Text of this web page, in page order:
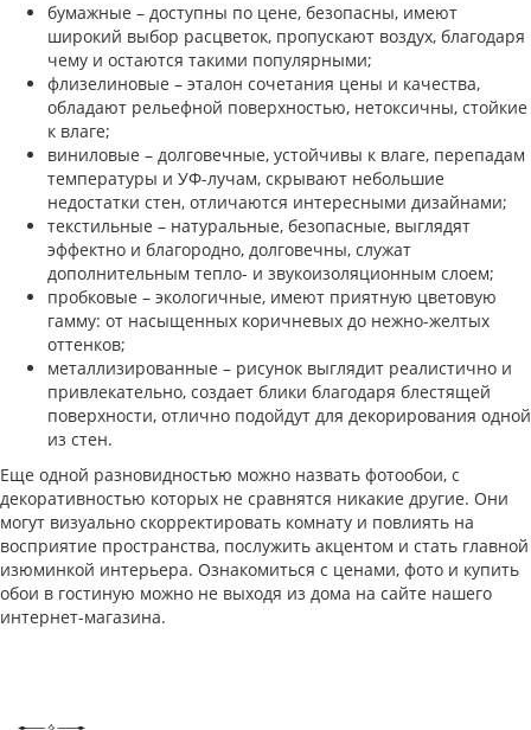
бумажные – доступны по цене, безопасны, имеют
широкий выбор расцветок, пропускают воздух, благодаря
чему и остаются такими популярными;
флизелиновые – эталон сочетания цены и качества,
обладают рельефной поверхностью, нетоксичны, стойкие
к влаге;
виниловые – долговечные, устойчивы к влаге, перепадам
температуры и УФ-лучам, скрывают небольшие
недостатки стен, отличаются интересными дизайнами;
текстильные – натуральные, безопасные, выглядят
эффектно и благородно, долговечны, служат
дополнительным тепло- и звукоизоляционным слоем;
пробковые – экологичные, имеют приятную цветовую
гамму: от насыщенных коричневых до нежно-желтых
оттенков;
металлизированные – рисунок выглядит реалистично и
привлекательно, создает блики благодаря блестящей
поверхности, отлично подойдут для декорирования одной
из стен.
Еще одной разновидностью можно назвать фотообои, с
декоративностью которых не сравнятся никакие другие. Они
могут визуально скорректировать комнату и повлиять на
восприятие пространства, послужить акцентом и стать главной
изюминкой интерьера. Ознакомиться с ценами, фото и купить
обои в гостиную можно не выходя из дома на сайте нашего
интернет-магазина.